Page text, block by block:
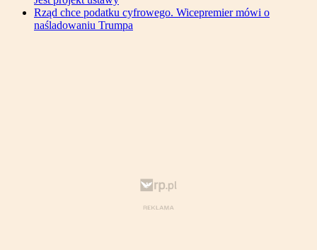
Rząd chce podatku cyfrowego. Wicepremier mówi o
naśladowaniu Trumpa